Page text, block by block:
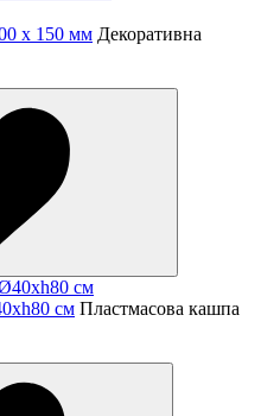
x 150 мм Декоративна
см Пластмасова кашпа